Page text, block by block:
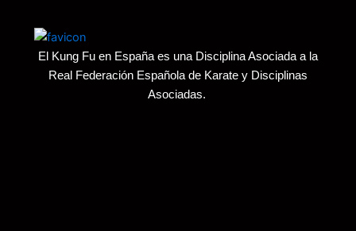
El Kung Fu en España es una Disciplina Asociada a la
Real Federación Española de Karate y Disciplinas
Asociadas.